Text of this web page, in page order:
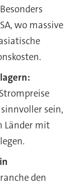
wo massive
sein,
Länder mit
den